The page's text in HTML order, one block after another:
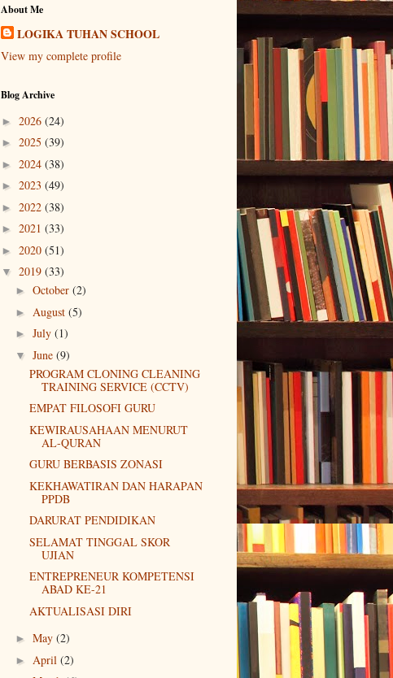
About Me
LOGIKA TUHAN SCHOOL
View my complete profile
Blog Archive
► 2026 (24)
► 2025 (39)
► 2024 (38)
► 2023 (49)
► 2022 (38)
► 2021 (33)
► 2020 (51)
▼ 2019 (33)
► October (2)
► August (5)
► July (1)
▼ June (9)
PROGRAM CLONING CLEANING
TRAINING SERVICE (CCTV)
EMPAT FILOSOFI GURU
KEWIRAUSAHAAN MENURUT
AL-QURAN
GURU BERBASIS ZONASI
KEKHAWATIRAN DAN HARAPAN
PPDB
DARURAT PENDIDIKAN
SELAMAT TINGGAL SKOR
UJIAN
ENTREPRENEUR KOMPETENSI
ABAD KE-21
AKTUALISASI DIRI
► May (2)
► April (2)